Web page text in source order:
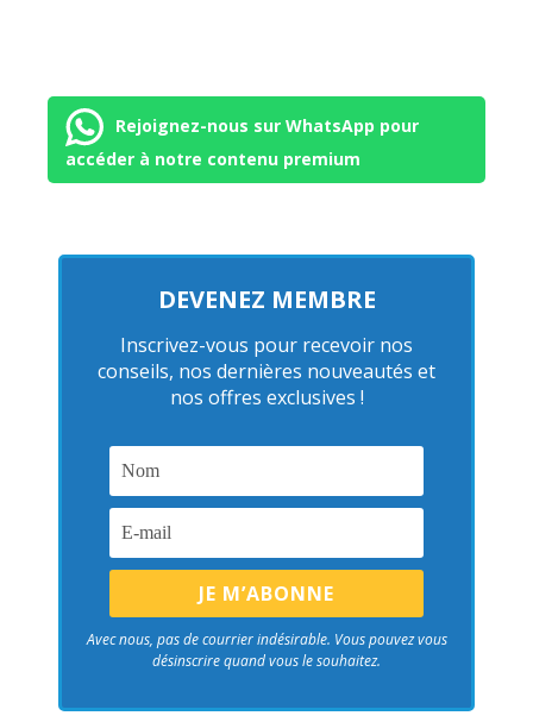
Rejoignez-nous sur WhatsApp pour
accéder à notre contenu premium
DEVENEZ MEMBRE
Inscrivez-vous pour recevoir nos
conseils, nos dernières nouveautés et
nos offres exclusives !
Avec nous, pas de courrier indésirable. Vous pouvez vous
désinscrire quand vous le souhaitez.